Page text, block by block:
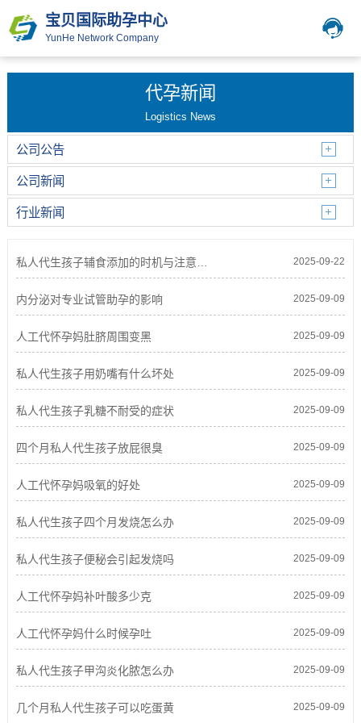
宝贝国际助孕中心
YunHe Network Company
代孕新闻
Logistics News
公司公告
公司新闻
行业新闻
2025-09-22
内分泌对专业试管助孕的影响 2025-09-09
人工代怀孕妈肚脐周围变黑 2025-09-09
私人代生孩子用奶嘴有什么坏处 2025-09-09
私人代生孩子乳糖不耐受的症状 2025-09-09
四个月私人代生孩子放屁很臭 2025-09-09
人工代怀孕妈吸氧的好处 2025-09-09
私人代生孩子四个月发烧怎么办 2025-09-09
私人代生孩子便秘会引起发烧吗 2025-09-09
人工代怀孕妈补叶酸多少克 2025-09-09
人工代怀孕妈什么时候孕吐 2025-09-09
私人代生孩子甲沟炎化脓怎么办 2025-09-09
几个月私人代生孩子可以吃蛋黄 2025-09-09